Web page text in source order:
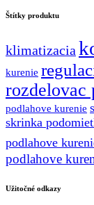
Štítky produktu
klimatizacia
kurenie
rozdelovac
podlahove kurenie
skrinka
podlahove
podlahove
Užitočné odkazy